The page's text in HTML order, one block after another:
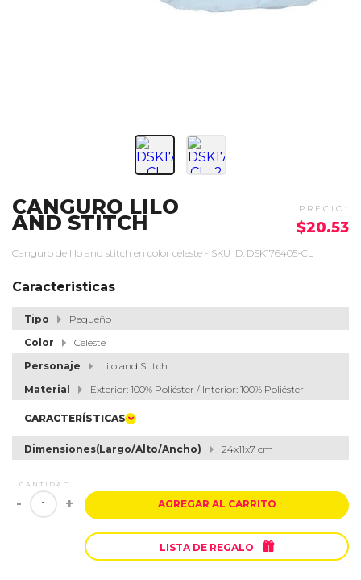
CANGURO LILO
AND STITCH $20.53
Canguro de lilo and stitch en color celeste - SKU ID: DSK176405-CL
Caracteristicas
Tipo
Pequeño
Color
Celeste
Personaje
Lilo and Stitch
Material
Exterior: 100% Poliéster / Interior: 100% Poliéster
CARACTERÍSTICAS
Dimensiones(Largo/Alto/Ancho) 24x11x7 cm
CANTIDAD
- + AGREGAR AL CARRITO
LISTA DE REGALO 